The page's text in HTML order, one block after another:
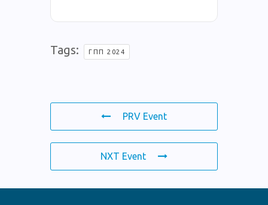
Tags: ΓΠΠ 2024
PRV Event
NXT Event